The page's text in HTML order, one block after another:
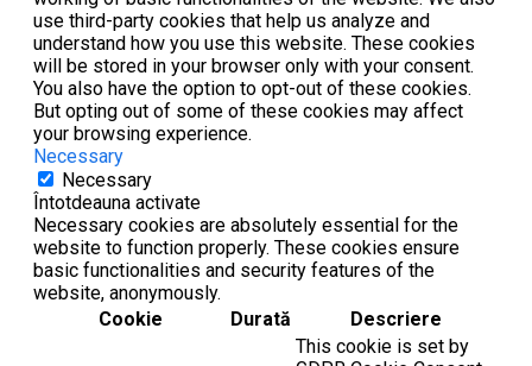
use third-party cookies that help us analyze and
understand how you use this website. These cookies
will be stored in your browser only with your consent.
You also have the option to opt-out of these cookies.
But opting out of some of these cookies may affect
your browsing experience.
Necessary
Necessary
Întotdeauna activate
Necessary cookies are absolutely essential for the
website to function properly. These cookies ensure
basic functionalities and security features of the
website, anonymously.
Cookie
Durată Descriere
This cookie is set by